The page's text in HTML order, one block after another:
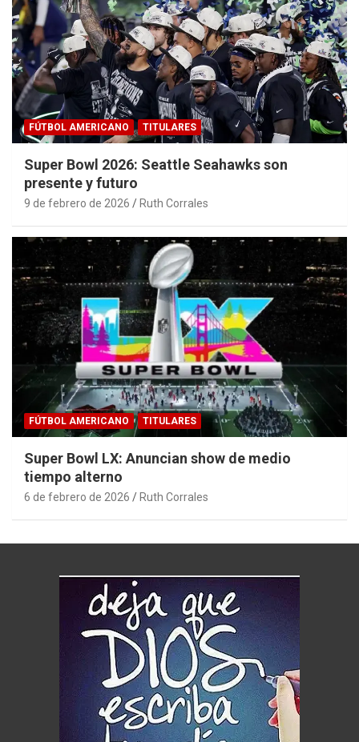
FÚTBOL AMERICANO TITULARES
Super Bowl 2026: Seattle Seahawks son
presente y futuro
9 de febrero de 2026 Ruth Corrales
FÚTBOL AMERICANO TITULARES
Super Bowl LX: Anuncian show de medio
tiempo alterno
6 de febrero de 2026 Ruth Corrales